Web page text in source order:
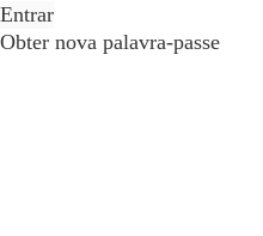
Entrar
Obter nova palavra-passe